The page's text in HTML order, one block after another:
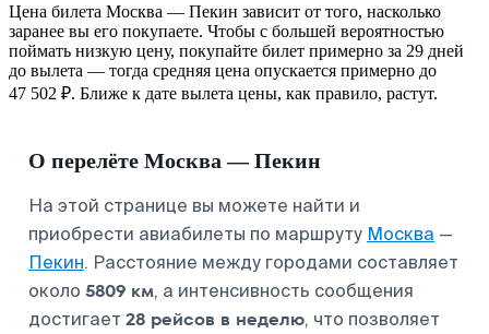
Цена билета Москва — Пекин зависит от того, насколько
заранее вы его покупаете. Чтобы с большей вероятностью
поймать низкую цену, покупайте билет примерно за 29 дней
до вылета — тогда средняя цена опускается примерно до
47 502 ₽. Ближе к дате вылета цены, как правило, растут.
О перелёте Москва — Пекин
На этой странице вы можете найти и
приобрести авиабилеты по маршруту Москва —
Пекин. Расстояние между городами составляет
около 5809 км, а интенсивность сообщения
достигает 28 рейсов в неделю, что позволяет